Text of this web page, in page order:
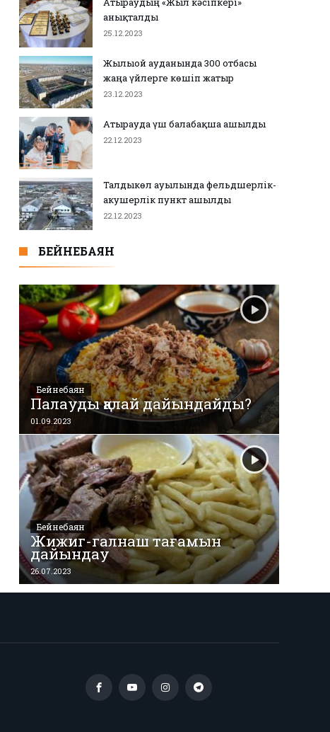
анықталды
25.12.2023
Жылыой ауданында 300 отбасы
жаңа үйлерге көшіп жатыр
23.12.2023
Атырауда үш балабақша ашылды
22.12.2023
Талдыкөл ауылында фельдшерлік-
акушерлік пункт ашылды
22.12.2023
БЕЙНЕБАЯН
Бейнебаян
Палауды қалай дайындайды?
01.09.2023
Бейнебаян
Жижиг-галнаш тағамын
дайындау
26.07.2023